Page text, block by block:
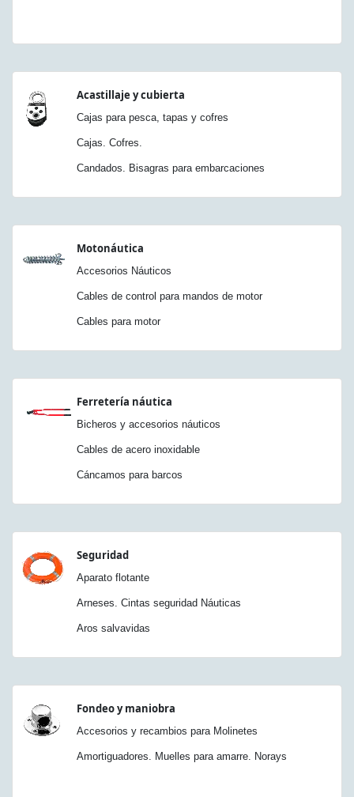
Acastillaje y cubierta
Cajas para pesca, tapas y cofres
Cajas. Cofres.
Candados. Bisagras para embarcaciones
Motonáutica
Accesorios Náuticos
Cables de control para mandos de motor
Cables para motor
Ferretería náutica
Bicheros y accesorios náuticos
Cables de acero inoxidable
Cáncamos para barcos
Seguridad
Aparato flotante
Arneses. Cintas seguridad Náuticas
Aros salvavidas
Fondeo y maniobra
Accesorios y recambios para Molinetes
Amortiguadores. Muelles para amarre. Norays